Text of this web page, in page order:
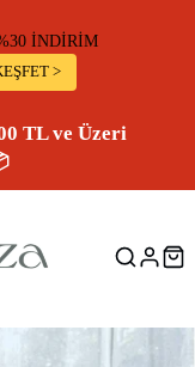
Net %30
54 KEŞFET >
TL ve Üzeri